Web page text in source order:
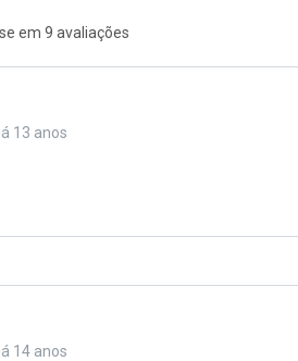
em 9 avaliações
13 anos
14 anos